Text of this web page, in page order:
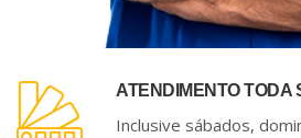
ATENDIMENTO TODA
Inclusive sábados,